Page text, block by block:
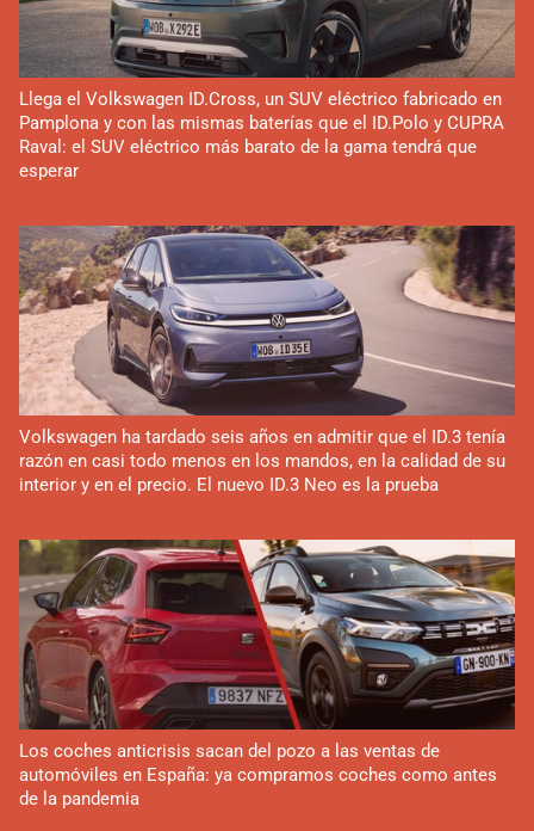
Llega el Volkswagen ID.Cross, un SUV eléctrico fabricado en
Pamplona y con las mismas baterías que el ID.Polo y CUPRA
Raval: el SUV eléctrico más barato de la gama tendrá que
esperar
Volkswagen ha tardado seis años en admitir que el ID.3 tenía
razón en casi todo menos en los mandos, en la calidad de su
interior y en el precio. El nuevo ID.3 Neo es la prueba
Los coches anticrisis sacan del pozo a las ventas de
automóviles en España: ya compramos coches como antes
de la pandemia